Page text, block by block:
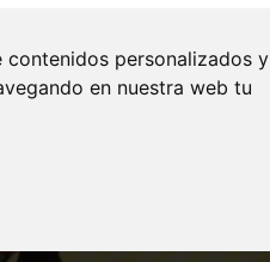
personalizados y
en nuestra web tu